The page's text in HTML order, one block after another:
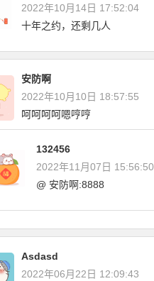
2022年10月14日 17:52:04
十年之约，还剩几人
安防啊
2022年10月10日 18:57:55
呵呵呵呵嗯哼哼
132456
2022年11月07日 15:56:50
@ 安防啊:8888
Asdasd
2022年06月22日 12:09:43